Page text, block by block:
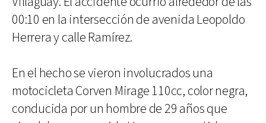
00:10 en la intersección de avenida Leopoldo
Herrera y calle Ramírez.
En el hecho se vieron involucrados una
motocicleta Corven Mirage 110cc, color negra,
conducida por un hombre de 29 años que